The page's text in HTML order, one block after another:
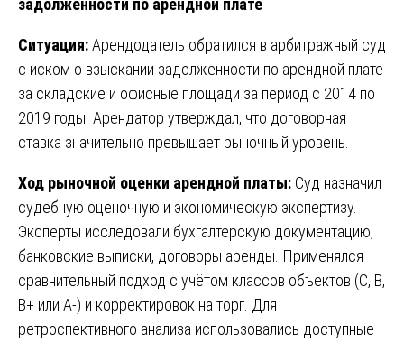
задолженности по арендной плате
Ситуация:Арендодатель обратился в арбитражный суд
с иском о взыскании задолженности по арендной плате
за складские и офисные площади за период с 2014 по
2019 годы. Арендатор утверждал, что договорная
ставка значительно превышает рыночный уровень.
Ход рыночной оценки арендной платы: Суд назначил
судебную оценочную и экономическую экспертизу.
Эксперты исследовали бухгалтерскую документацию,
банковские выписки, договоры аренды. Применялся
сравнительный подход с учётом классов объектов (C, B,
B+ или А-) и корректировок на торг. Для
ретроспективного анализа использовались доступные